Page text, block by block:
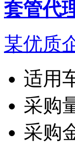
套管代
某优质
适用
采购
采购